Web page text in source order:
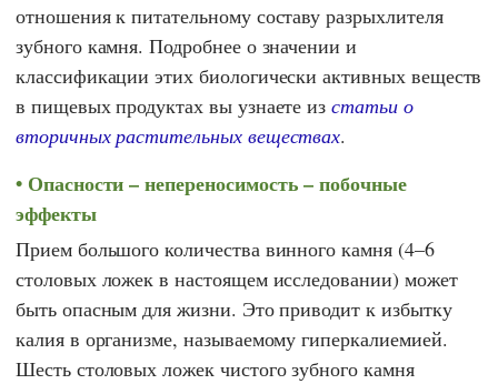
отношения к питательному составу разрыхлителя
зубного камня. Подробнее о значении и
классификации этих биологически активных веществ
в пищевых продуктах вы узнаете изстатьи о
вторичных растительных веществах.
Опасности – непереносимость – побочные
эффекты
Прием большого количества винного камня (4–6
столовых ложек в настоящем исследовании) может
быть опасным для жизни. Это приводит к избытку
калия в организме, называемому гиперкалиемией.
Шесть столовых ложек чистого зубного камня